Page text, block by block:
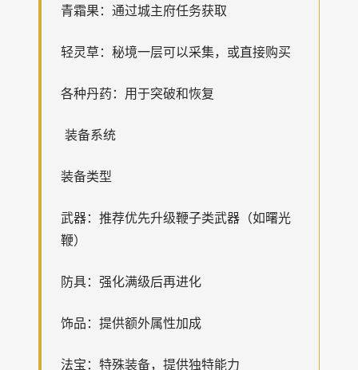
青霜果：通过城主府任务获取
轻灵草：秘境一层可以采集，或直接购买
各种丹药：用于突破和恢复
装备系统
装备类型
武器：推荐优先升级鞭子类武器（如曙光
鞭）
防具：强化满级后再进化
饰品：提供额外属性加成
法宝：特殊装备，提供独特能力